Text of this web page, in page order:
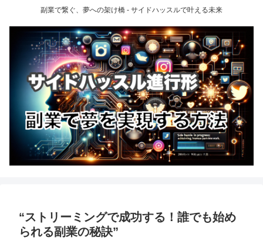
副業で繋ぐ、夢への架け橋 - サイドハッスルで叶える未来
“ストリーミングで成功する！誰でも始め
られる副業の秘訣”